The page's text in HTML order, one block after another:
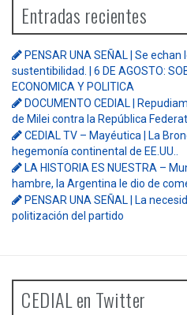
Entradas recientes
PENSAR UNA SEÑAL | Se
sustentibilidad. | 6 DE AGOSTO:
ECONOMICA Y POLITICA
DOCUMENTO CEDIAL |
de Milei contra la República
CEDIAL TV – Mayéutica | La
hegemonía continental de EE.UU..
LA HISTORIA ES NUESTRA –
hambre, la Argentina le dio de
PENSAR UNA SEÑAL | La
politización del partido
CEDIAL en Twitter